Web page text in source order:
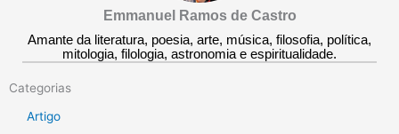
Emmanuel Ramos de Castro
Amante da literatura, poesia, arte, música, filosofia, política,
mitologia, filologia, astronomia e espiritualidade.
Categorias
Artigo